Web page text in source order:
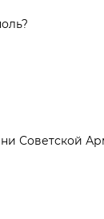
?
Советской